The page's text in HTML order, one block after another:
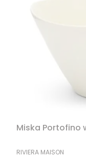
Miska Portofino
PRODUCENT
RIVIERA MAISON